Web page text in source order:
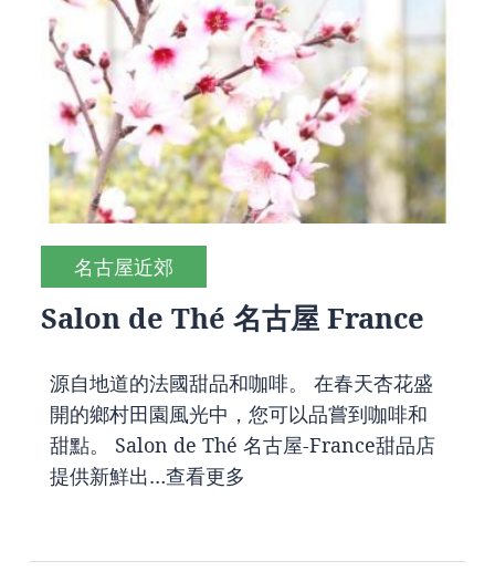
名古屋近郊
Salon de Thé 名古屋 France
源自地道的法國甜品和咖啡。 在春天杏花盛
開的鄉村田園風光中，您可以品嘗到咖啡和
甜點。 Salon de Thé 名古屋-France甜品店
提供新鮮出…查看更多